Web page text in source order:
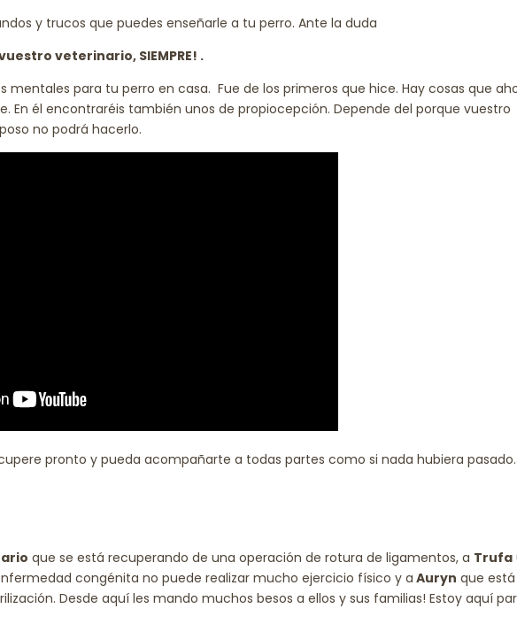
y trucos que puedes enseñarle a tu perro. Ante la duda
veterinario, SIEMPRE! .
mentales para tu perro en casa. Fue de los primeros que hice. Hay cosas que
En él encontraréis también unos de propiocepción.Depende del porque vuestro
no podrá hacerlo.
pronto y pueda acompañarte a todas partes como si nada hubiera pasado.
que se está recuperando de una operación de rotura de ligamentos, a Trufa
congénita no puede realizar mucho ejercicio físico y a Auryn que
Desde aquí les mando muchos besos a ellos y sus familias! Estoy aquí